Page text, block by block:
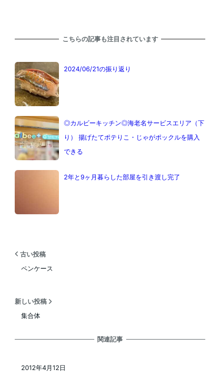
こちらの記事も注目されています
2024/06/21の振り返り
◎カルビーキッチン◎海老名サービスエリア（下
り） 揚げたてポテりこ・じゃがポックルを購入
できる
2年と9ヶ月暮らした部屋を引き渡し完了
古い投稿
ペンケース
新しい投稿
集合体
関連記事
2012年4月12日